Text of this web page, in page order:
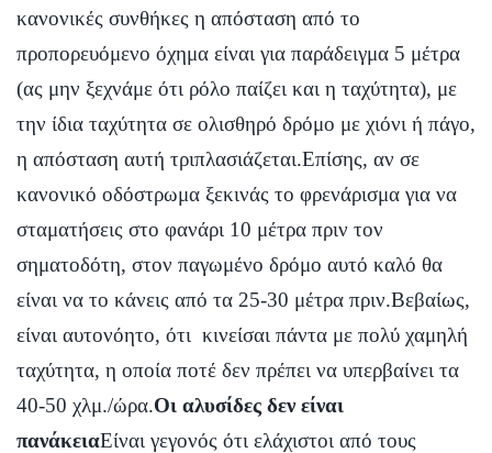
κανονικές συνθήκες η απόσταση από το
προπορευόμενο όχημα είναι για παράδειγμα 5 μέτρα
(ας μην ξεχνάμε ότι ρόλο παίζει και η ταχύτητα), με
την ίδια ταχύτητα σε ολισθηρό δρόμο με χιόνι ή πάγο,
η απόσταση αυτή τριπλασιάζεται.Επίσης, αν σε
κανονικό οδόστρωμα ξεκινάς το φρενάρισμα για να
σταματήσεις στο φανάρι 10 μέτρα πριν τον
σηματοδότη, στον παγωμένο δρόμο αυτό καλό θα
είναι να το κάνεις από τα 25-30 μέτρα πριν.Βεβαίως,
είναι αυτονόητο, ότι κινείσαι πάντα με πολύ χαμηλή
ταχύτητα, η οποία ποτέ δεν πρέπει να υπερβαίνει τα
40-50 χλμ./ώρα.Οι αλυσίδες δεν είναι
πανάκειαΕίναι γεγονός ότι ελάχιστοι από τους